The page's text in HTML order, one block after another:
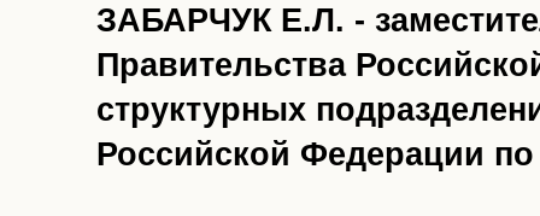
ЗАБАРЧУК Е.Л. -
Правительства
структурных
Российской Федерации